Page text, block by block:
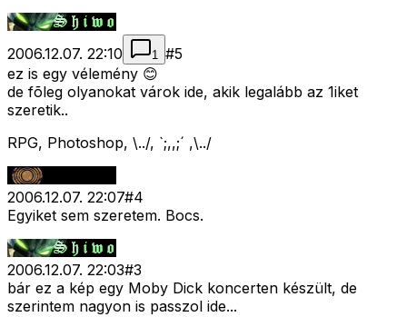
2006.12.07. 22:10 1 #5
ez is egy vélemény 😊
de fõleg olyanokat várok ide, akik legalább az 1iket
szeretik..
RPG, Photoshop, \../, `;,,;´ ,\../
2006.12.07. 22:07#4
Egyiket sem szeretem. Bocs.
2006.12.07. 22:03#3
bár ez a kép egy Moby Dick koncerten készült, de
szerintem nagyon is passzol ide...